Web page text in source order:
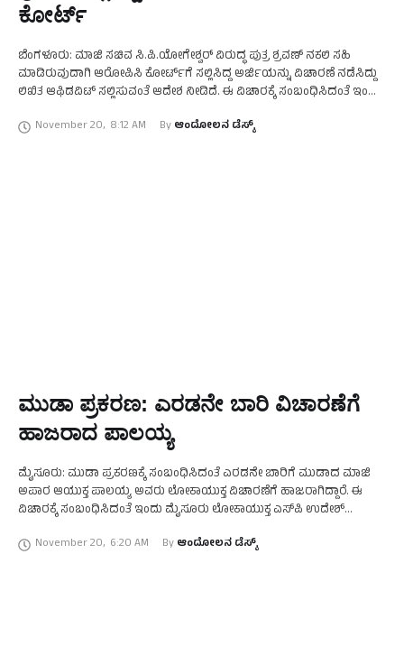
ಕೋರ್ಟ್‌
ಬೆಂಗಳೂರು: ಮಾಜಿ ಸಚಿವ ಸಿ.ಪಿ.ಯೋಗೇಶ್ವರ್‌ ವಿರುದ್ಧ ಪುತ್ರ ಶ್ರವಣ್‌ ನಕಲಿ ಸಹಿ
ಮಾಡಿರುವುದಾಗಿ ಆರೋಪಿಸಿ ಕೋರ್ಟ್‌ಗೆ ಸಲ್ಲಿಸಿದ್ದ ಅರ್ಜಿಯನ್ನು ವಿಚಾರಣೆ ನಡೆಸಿದ್ದು
ಲಿಖಿತ ಆಫಿಡವಿಟ್‌ ಸಲ್ಲಿಸುವಂತೆ ಆದೇಶ ನೀಡಿದೆ. ಈ ವಿಚಾರಕ್ಕೆ ಸಂಬಂಧಿಸಿದಂತೆ ಇಂದು
November 20, 8:12 AM By ಆಂದೋಲನ ಡೆಸ್ಕ್
ಮುಡಾ ಪ್ರಕರಣ: ಎರಡನೇ ಬಾರಿ ವಿಚಾರಣೆಗೆ
ಹಾಜರಾದ ಪಾಲಯ್ಯ
ಮೈಸೂರು: ಮುಡಾ ಪ್ರಕರಣಕ್ಕೆ ಸಂಬಂಧಿಸಿದಂತೆ ಎರಡನೇ ಬಾರಿಗೆ ಮುಡಾದ ಮಾಜಿ
ಅಪಾರ ಆಯುಕ್ತ ಪಾಲಯ್ಯ ಅವರು ಲೋಕಾಯುಕ್ತ ವಿಚಾರಣೆಗೆ ಹಾಜರಾಗಿದ್ದಾರೆ. ಈ
ವಿಚಾರಕ್ಕೆ ಸಂಬಂಧಿಸಿದಂತೆ ಇಂದು ಮೈಸೂರು ಲೋಕಾಯುಕ್ತ ಎಸ್‌ಪಿ ಉದೇಶ್‌
November 20, 6:20 AM By ಆಂದೋಲನ ಡೆಸ್ಕ್